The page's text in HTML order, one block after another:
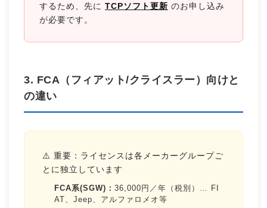
するため、先に TCPソフト更新 のお申し込み
が必要です。
3. FCA（フィアット/クライスラー）向けと
の違い
⚠️ 重要：ライセンスは各メーカーグループご
とに独立しています
FCA系(SGW)： 36,000円／年（税別）… FI
AT、Jeep、アルファロメオ等